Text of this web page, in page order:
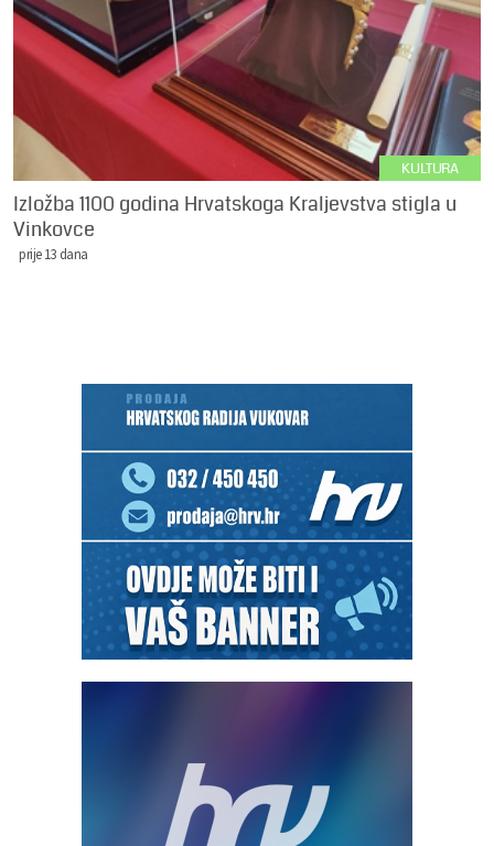
KULTURA
Izložba 1100 godina Hrvatskoga Kraljevstva stigla u
Vinkovce
prije 13 dana